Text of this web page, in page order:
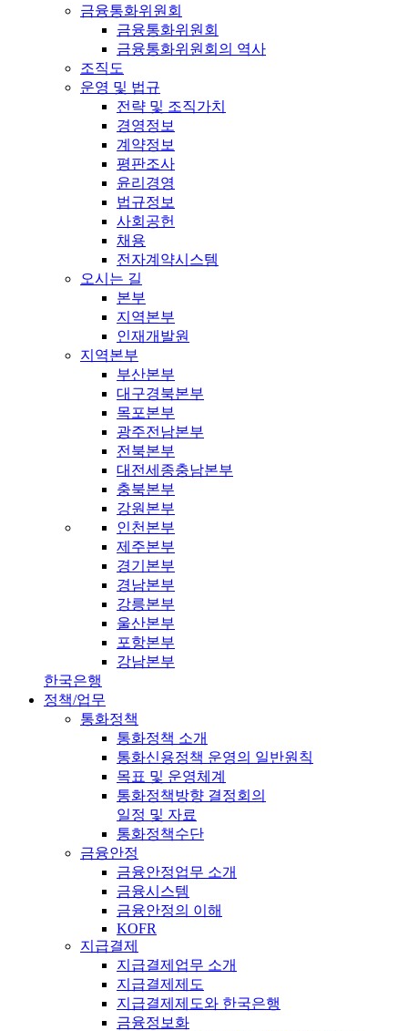
금융통화위원회
금융통화위원회
금융통화위원회의 역사
조직도
운영 및 법규
전략 및 조직가치
경영정보
계약정보
평판조사
윤리경영
법규정보
사회공헌
채용
전자계약시스템
오시는 길
본부
지역본부
인재개발원
지역본부
부산본부
대구경북본부
목포본부
광주전남본부
전북본부
대전세종충남본부
충북본부
강원본부
인천본부
제주본부
경기본부
경남본부
강릉본부
울산본부
포항본부
강남본부
한국은행
정책/업무
통화정책
통화정책 소개
통화신용정책 운영의 일반원칙
목표 및 운영체계
통화정책방향 결정회의
일정 및 자료
통화정책수단
금융안정
금융안정업무 소개
금융시스템
금융안정의 이해
KOFR
지급결제
지급결제업무 소개
지급결제제도
지급결제제도와 한국은행
금융정보화